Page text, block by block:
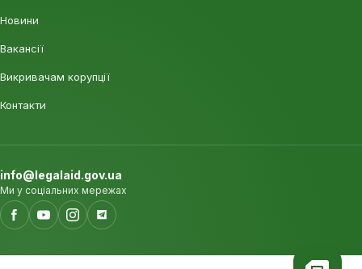
Новини
Вакансії
Викривачам корупції
Контакти
info@legalaid.gov.ua
Ми у соціальних мережах